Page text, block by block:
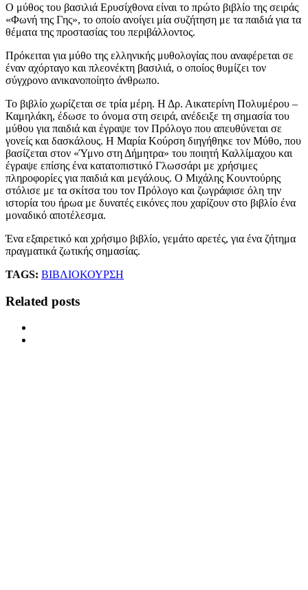
Ο μύθος του βασιλιά Ερυσίχθονα είναι το πρώτο βιβλίο της σειράς
«Φωνή της Γης», το οποίο ανοίγει μία συζήτηση με τα παιδιά για τα
θέματα της προστασίας του περιβάλλοντος.
Πρόκειται για μύθο της ελληνικής μυθολογίας που αναφέρεται σε
έναν αχόρταγο και πλεονέκτη βασιλιά, ο οποίος θυμίζει τον
σύγχρονο ανικανοποίητο άνθρωπο.
Το βιβλίο χωρίζεται σε τρία μέρη. Η Δρ. Αικατερίνη Πολυμέρου –
Καμηλάκη, έδωσε το όνομα στη σειρά, ανέδειξε τη σημασία του
μύθου για παιδιά και έγραψε τον Πρόλογο που απευθύνεται σε
γονείς και δασκάλους. Η Μαρία Κούρση διηγήθηκε τον Μύθο, που
βασίζεται στον «Ύμνο στη Δήμητρα» του ποιητή Καλλίμαχου και
έγραψε επίσης ένα κατατοπιστικό Γλωσσάρι με χρήσιμες
πληροφορίες για παιδιά και μεγάλους. Ο Μιχάλης Κουντούρης
στόλισε με τα σκίτσα του τον Πρόλογο και ζωγράφισε όλη την
ιστορία του ήρωα με δυνατές εικόνες που χαρίζουν στο βιβλίο ένα
μοναδικό αποτέλεσμα.
Ένα εξαιρετικό και χρήσιμο βιβλίο, γεμάτο αρετές, για ένα ζήτημα
πραγματικά ζωτικής σημασίας.
TAGS: ΒΙΒΛΙΟΚΟΥΡΣΗ
Related posts